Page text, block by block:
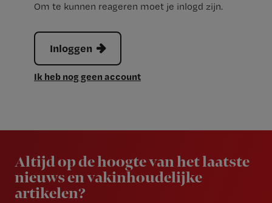
Om te kunnen reageren moet je inlogd zijn.
Inloggen
Ik heb nog geen account
Altijd op de hoogte van het laatste
nieuws en vakinhoudelijke
artikelen?